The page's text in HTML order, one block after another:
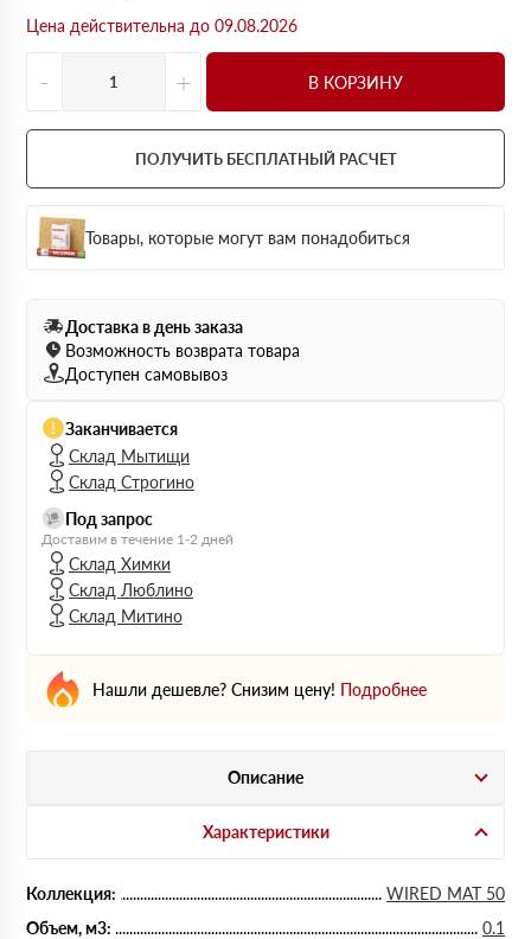
Цена действительна до 09.08.2026
- + В КОРЗИНУ
ПОЛУЧИТЬ БЕСПЛАТНЫЙ РАСЧЕТ
Товары, которые могут вам понадобиться
Доставка в день заказа
Возможность возврата товара
Доступен самовывоз
Заканчивается
Склад Мытищи
Склад Строгино
Под запрос
Доставим в течение 1-2 дней
Склад Химки
Склад Люблино
Склад Митино
Нашли дешевле? Снизим цену! Подробнее
Описание
Характеристики
Коллекция:
WIRED MAT 50
Объем, м3:
0.1